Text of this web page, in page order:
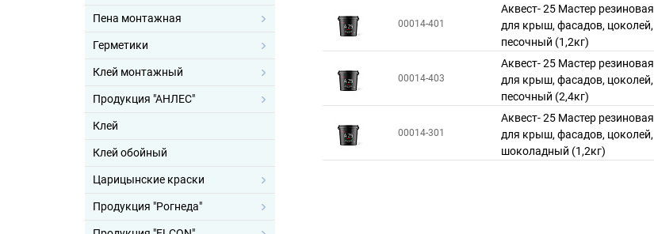
Пена монтажная
Герметики
Клей монтажный
Продукция "АНЛЕС"
Клей
Клей обойный
Царицынские краски
Продукция "Рогнеда"
00014-401
Аквест- 25 Мастер резиновая
для крыш, фасадов, цоколей,
песочный (1,2кг)
00014-403
Аквест- 25 Мастер резиновая
для крыш, фасадов, цоколей,
песочный (2,4кг)
00014-301
Аквест- 25 Мастер резиновая
для крыш, фасадов, цоколей,
шоколадный (1,2кг)